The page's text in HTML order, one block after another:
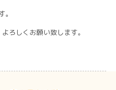
ろしくお願い致します。